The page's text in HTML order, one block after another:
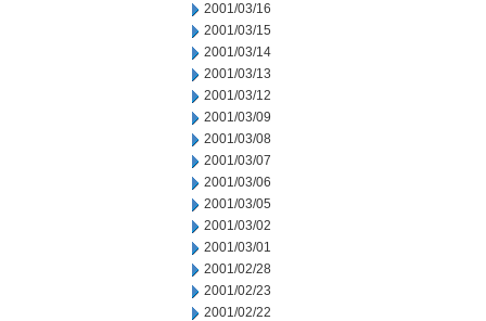
2001/03/16
2001/03/15
2001/03/14
2001/03/13
2001/03/12
2001/03/09
2001/03/08
2001/03/07
2001/03/06
2001/03/05
2001/03/02
2001/03/01
2001/02/28
2001/02/23
2001/02/22